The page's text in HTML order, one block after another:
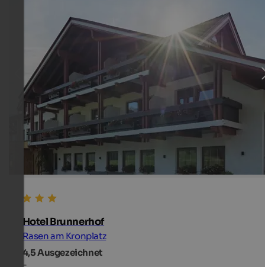
Hotel Brunnerhof
Rasen am Kronplatz
4,5Ausgezeichnet
-